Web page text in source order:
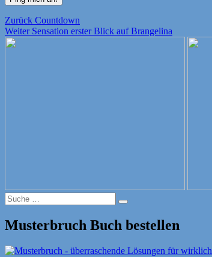
Beitragsnavigation
Zurück Vorheriger
Beitrag:
Countdown
Weiter Nächster
Sensation erster Blick auf Brangelina
Suche
nach:
Suche
Musterbruch Buch bestellen